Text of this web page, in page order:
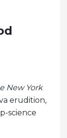
New York
erudition,
science